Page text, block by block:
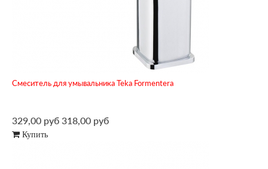
Смеситель для умывальника Teka Formentera
329,00 руб 318,00 руб
Купить